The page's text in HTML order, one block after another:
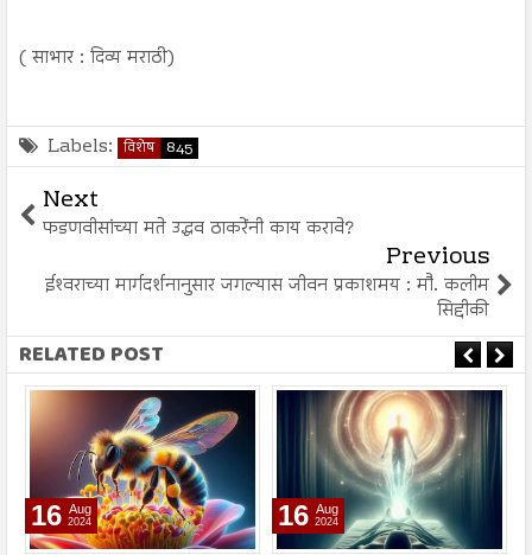
( साभार : दिव्य मराठी)
Labels: विशेष 845
Next
फडणवीसांच्या मते उद्धव ठाकरेंनी काय करावे?
Previous
ईश्‍वराच्या मार्गदर्शनानुसार जगल्यास जीवन प्रकाशमय : मौ. कलीम
सिद्दीकी
RELATED POST
16 Aug
2024 16 Aug
2024